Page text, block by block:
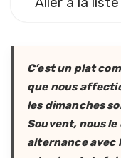
C’est un plat
que nous
les dimanches
Souvent, nous
alternance avec